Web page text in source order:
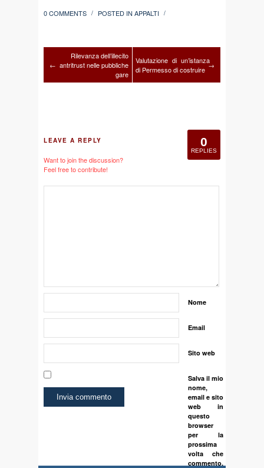
0 COMMENTS / POSTED IN APPALTI /
←
Rilevanza dell’illecito
antritrust nelle pubbliche
gare
Valutazione di un’istanza
di Permesso di costruire →
0
REPLIES
LEAVE A REPLY
Want to join the discussion?
Feel free to contribute!
Nome
Email
Sito web
Salva il mio
nome,
email e sito
web in
questo
browser
per la
prossima
volta che
commento.